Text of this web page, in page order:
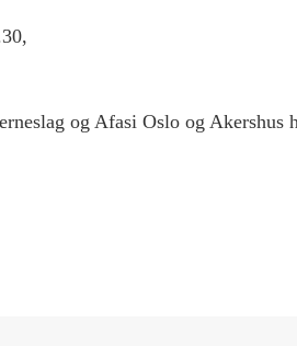
og Afasi Oslo og Akershus